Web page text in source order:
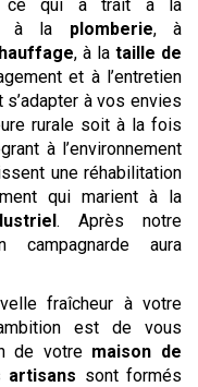
ce qui a trait à la
à la plomberie, à
, à la taille de
et à l’entretien
s’adapter à vos envies
rurale soit à la fois
à l’environnement
une réhabilitation
qui marient à la
. Après notre
campagnarde aura
fraîcheur à votre
est de vous
de votre maison de
artisans sont formés